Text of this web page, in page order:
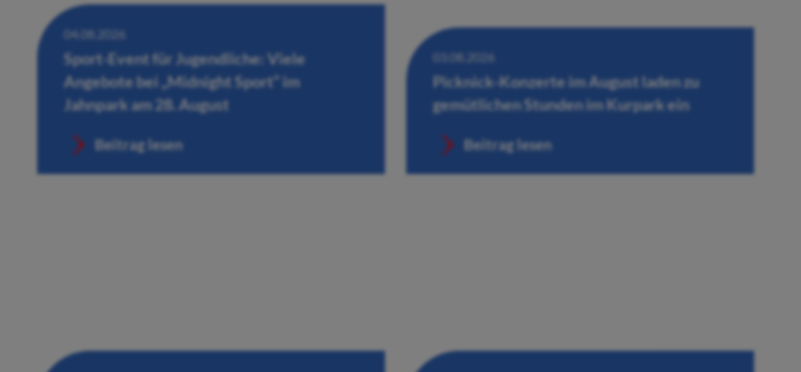
04.08.2026
Sport-Event für Jugendliche: Viele
Angebote bei „Midnight Sport“ im
Jahnpark am 28. August
Beitrag lesen
03.08.2026
Picknick-Konzerte im August laden zu
gemütlichen Stunden im Kurpark ein
Beitrag lesen